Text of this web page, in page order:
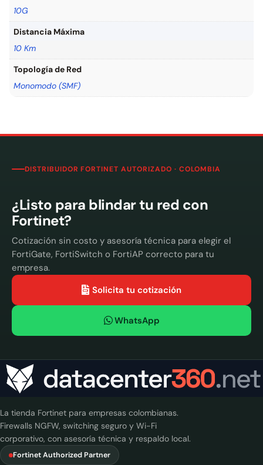
10G
Distancia Máxima
10 Km
Topología de Red
Monomodo (SMF)
DISTRIBUIDOR FORTINET AUTORIZADO · COLOMBIA
¿Listo para blindar tu red con
Fortinet?
Cotización sin costo y asesoría técnica para elegir el
FortiGate, FortiSwitch o FortiAP correcto para tu
empresa.
Solicita tu cotización
WhatsApp
La tienda Fortinet para empresas colombianas.
Firewalls NGFW, switching seguro y Wi-Fi
corporativo, con asesoría técnica y respaldo local.
Fortinet Authorized Partner